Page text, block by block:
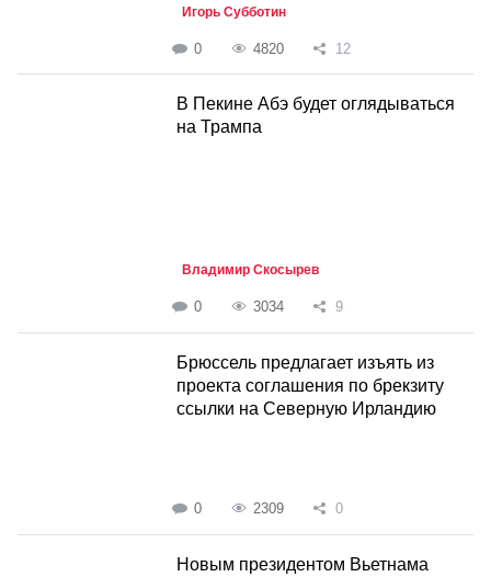
Игорь Субботин
0 4820 12
В Пекине Абэ будет оглядываться
на Трампа
Владимир Скосырев
0 3034 9
Брюссель предлагает изъять из
проекта соглашения по брекзиту
ссылки на Северную Ирландию
0 2309 0
Новым президентом Вьетнама